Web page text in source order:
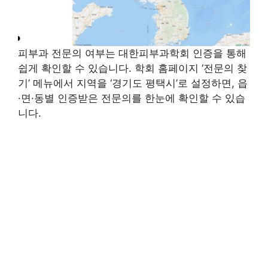
피부과 전문의 여부는 대한피부과학회 인증을 통해
쉽게 확인할 수 있습니다. 학회 홈페이지 ‘전문의 찾
기’ 메뉴에서 지역을 ‘경기도 평택시’로 설정하면, 읍
·면·동별 인증받은 전문의를 한눈에 확인할 수 있습
니다.